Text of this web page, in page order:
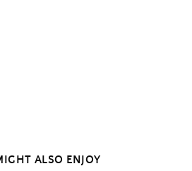
ALSO ENJOY